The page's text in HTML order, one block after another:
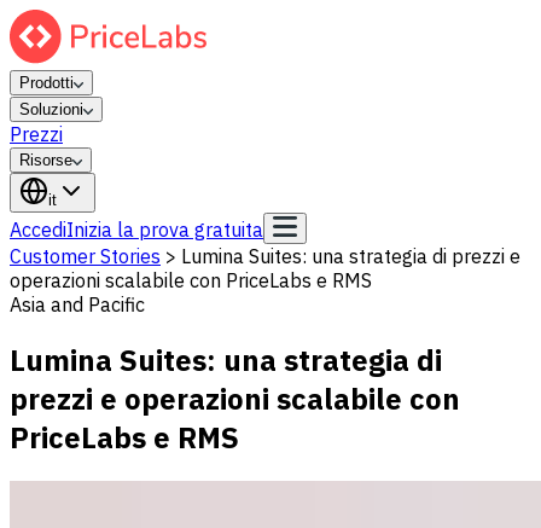
Prodotti
Soluzioni
Prezzi
Risorse
it
AccediInizia la prova gratuita
Customer Stories > Lumina Suites: una strategia di prezzi e
operazioni scalabile con PriceLabs e RMS
Asia and Pacific
Lumina Suites: una strategia di
prezzi e operazioni scalabile con
PriceLabs e RMS